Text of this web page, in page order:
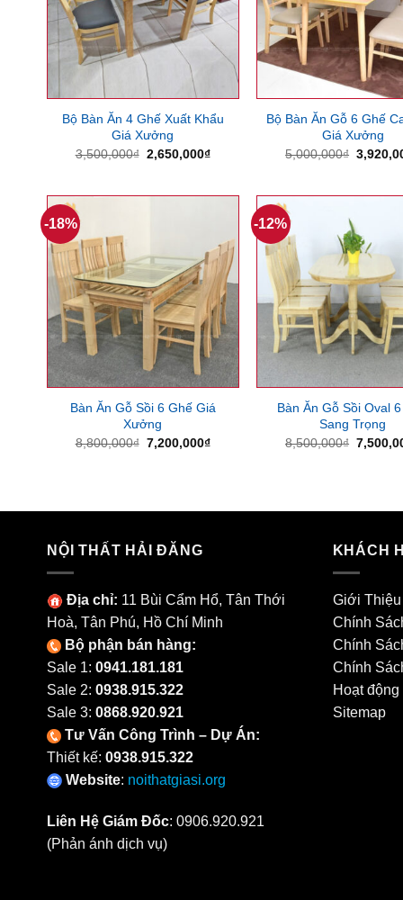
Bộ Bàn Ăn 4 Ghế Xuất Khẩu
Giá Xưởng
3,500,000₫ Giá
gốc
2,650,000₫Giá
2,650,000₫.
Bộ Bàn Ăn Gỗ 6 Ghế
Giá Xưởng
5,000,000₫ Giá
gốc
-18%
Bàn Ăn Gỗ Sồi 6 Ghế Giá
Xưởng
8,800,000₫ Giá
gốc
7,200,000₫Giá
-12%
Bàn Ăn Gỗ Sồi Oval
Sang Trọng
8,500,000₫ Giá
gốc
NỘI THẤT HẢI ĐĂNG
Địa chỉ: 11 Bùi Cẩm Hổ, Tân Thới
Hoà, Tân Phú, Hồ Chí Minh
Bộ phận bán hàng:
Sale 1: 0941.181.181
Sale 2: 0938.915.322
Sale 3: 0868.920.921
Tư Vấn Công Trình – Dự Án:
Thiết kế: 0938.915.322
Website: noithatgiasi.org
Liên Hệ Giám Đốc: 0906.920.921
(Phản ánh dịch vụ)
KHÁCH
Giới Thiệu
Chính
Chính
Chính
Hoạt động
Sitemap